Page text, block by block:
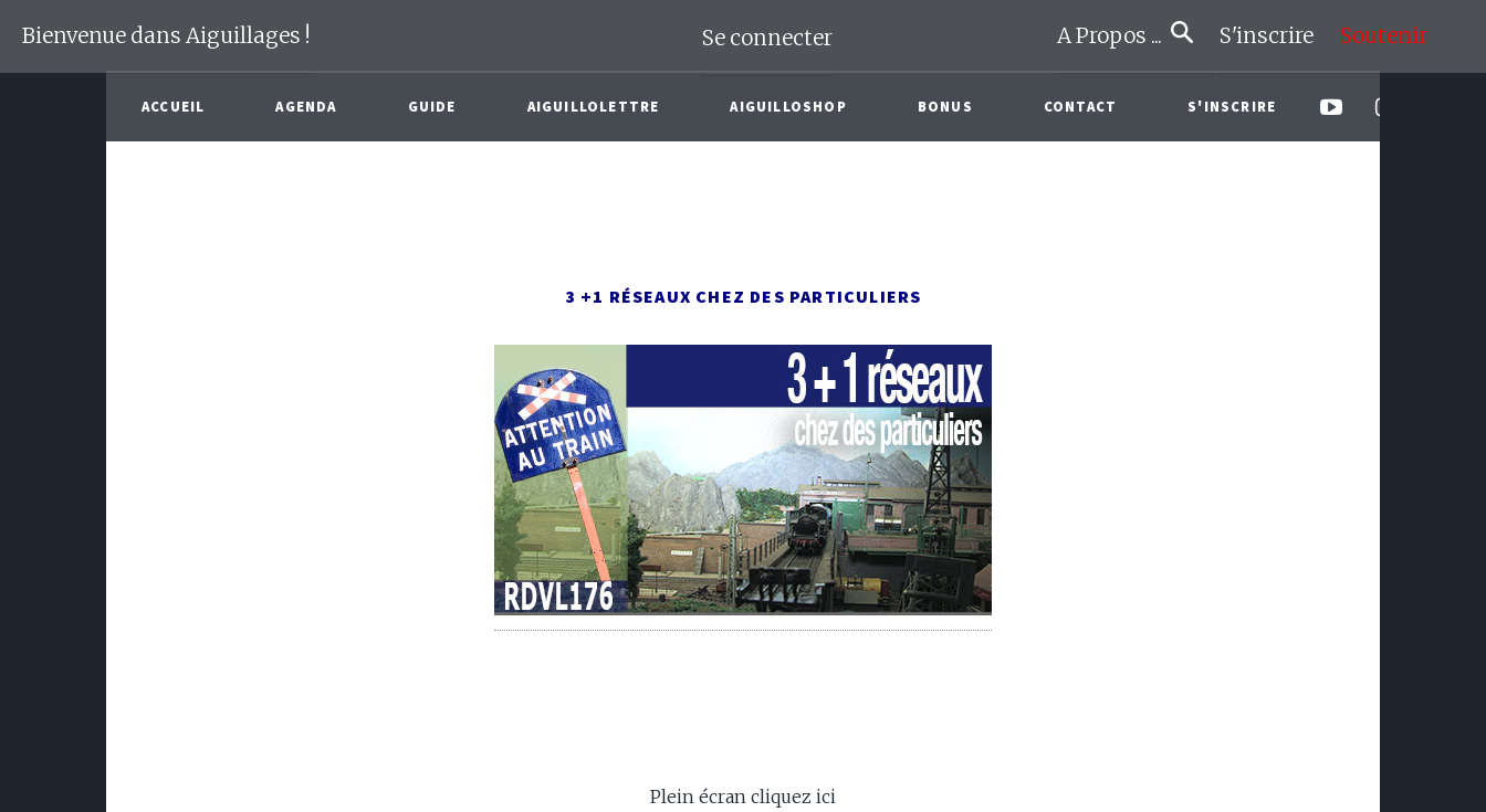
Bienvenue dans Aiguillages ! Se connecter A Propos ... S'inscrire Soutenir
ACCUEIL AGENDA GUIDE AIGUILLOLETTRE AIGUILLOSHOP BONUS CONTACT S'INSCRIRE
3 +1 RÉSEAUX CHEZ DES PARTICULIERS
Plein écran cliquez ici